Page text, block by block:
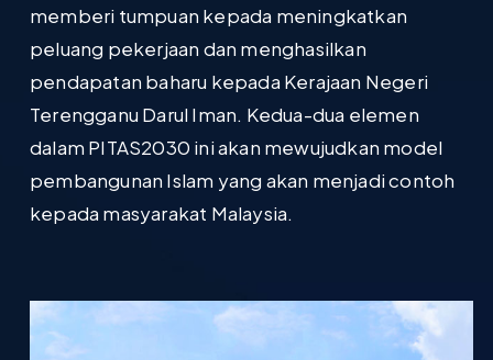
memberi tumpuan kepada meningkatkan
peluang pekerjaan dan menghasilkan
pendapatan baharu kepada Kerajaan Negeri
Terengganu Darul Iman. Kedua-dua elemen
dalam PITAS2030 ini akan mewujudkan model
pembangunan Islam yang akan menjadi contoh
kepada masyarakat Malaysia.